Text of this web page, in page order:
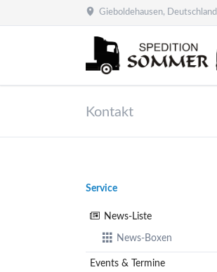
Gieboldehausen, Deutschland
Kontakt
Navigation
Service
News-Liste
News-Boxen
Events & Termine